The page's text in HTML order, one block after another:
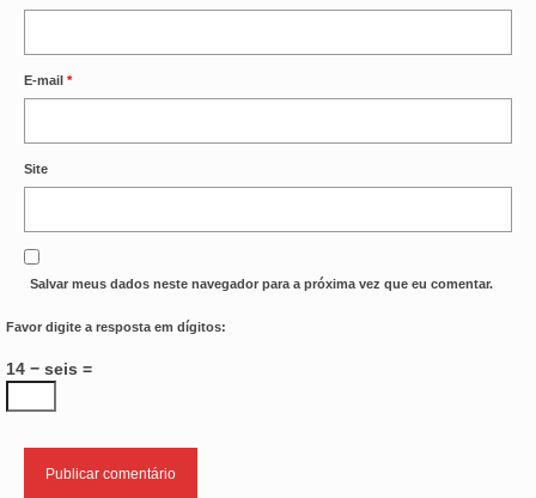
E-mail *
Site
Salvar meus dados neste navegador para a próxima vez que eu comentar.
Favor digite a resposta em dígitos:
14 − seis =